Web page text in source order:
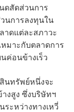
ดสัดส่วนการ
นการลงทุนใน
าดแต่ละสภาวะ
มาะกับตลาดการ
ค่อนข้างเร็ว
นทรัพย์หนึ่งจะ
งสูง ซึ่งบริษัทฯ
ะหว่างทางเหวี่